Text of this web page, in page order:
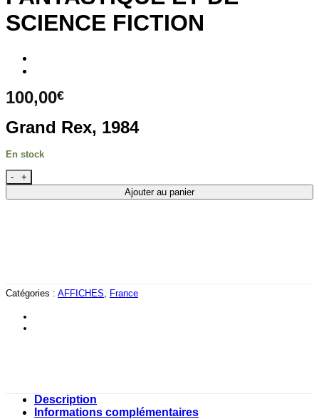
SCIENCE FICTION
100,00€
Grand Rex, 1984
En stock
quantité de FESTIVAL INTERNATIONAL DE PARIS DU
Ajouter au panier
Catégories : AFFICHES France
Description
Informations complémentaires